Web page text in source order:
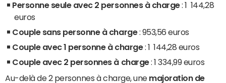
Personne seule avec 2 personnes à charge: 1 144,28
euros
Couple sans personne à charge: 953,56 euros
Couple avec 1 personne à charge: 1 144,28 euros
Couple avec 2 personnes à charge: 1 334,99 euros
Au-delà de 2 personnes à charge, une majoration de